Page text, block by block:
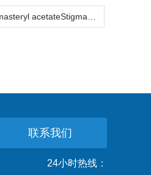
联系我们
24小时热线：